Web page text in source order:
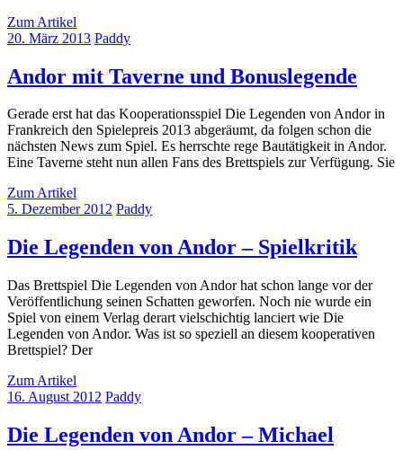
Zum Artikel
20. März 2013 Paddy
Andor mit Taverne und Bonuslegende
Gerade erst hat das Kooperationsspiel Die Legenden von Andor in
Frankreich den Spielepreis 2013 abgeräumt, da folgen schon die
nächsten News zum Spiel. Es herrschte rege Bautätigkeit in Andor.
Eine Taverne steht nun allen Fans des Brettspiels zur Verfügung. Sie
Zum Artikel
5. Dezember 2012 Paddy
Die Legenden von Andor – Spielkritik
Das Brettspiel Die Legenden von Andor hat schon lange vor der
Veröffentlichung seinen Schatten geworfen. Noch nie wurde ein
Spiel von einem Verlag derart vielschichtig lanciert wie Die
Legenden von Andor. Was ist so speziell an diesem kooperativen
Brettspiel? Der
Zum Artikel
16. August 2012 Paddy
Die Legenden von Andor – Michael